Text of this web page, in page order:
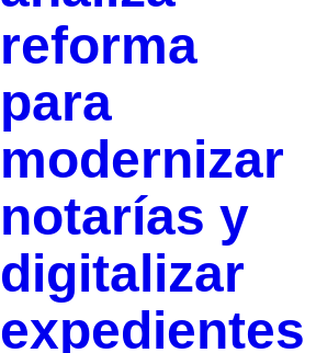
reforma
para
modernizar
notarías y
digitalizar
expedientes